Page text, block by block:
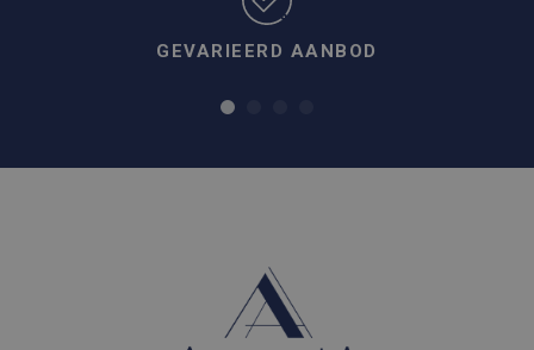
GEVARIEERD AANBOD